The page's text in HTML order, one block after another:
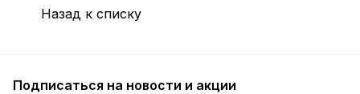
Назад к списку
Подписаться на новости и акции